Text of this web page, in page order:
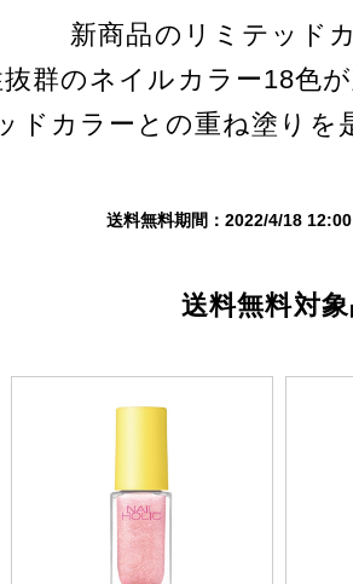
新商品のリミテッド
群のネイルカラー18色が
ドカラーとの重ね塗りを
送料無料期間：2022/4/18
送料無料対